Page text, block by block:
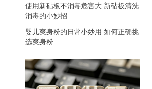
使用新砧板不消毒危害大 新砧板清洗
消毒的小妙招
婴儿爽身粉的日常小妙用 如何正确挑
选爽身粉